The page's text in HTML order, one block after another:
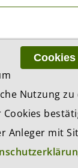
ADRESSE
38
8002 Zürich
Cookies
Nutzung
Anleger mit